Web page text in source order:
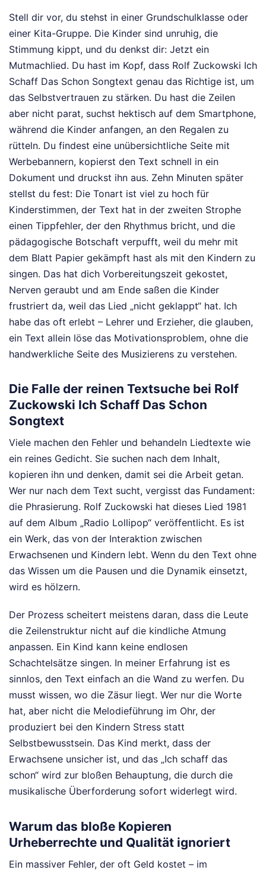
Stell dir vor, du stehst in einer Grundschulklasse oder
einer Kita-Gruppe. Die Kinder sind unruhig, die
Stimmung kippt, und du denkst dir: Jetzt ein
Mutmachlied. Du hast im Kopf, dass Rolf Zuckowski Ich
Schaff Das Schon Songtext genau das Richtige ist, um
das Selbstvertrauen zu stärken. Du hast die Zeilen
aber nicht parat, suchst hektisch auf dem Smartphone,
während die Kinder anfangen, an den Regalen zu
rütteln. Du findest eine unübersichtliche Seite mit
Werbebannern, kopierst den Text schnell in ein
Dokument und druckst ihn aus. Zehn Minuten später
stellst du fest: Die Tonart ist viel zu hoch für
Kinderstimmen, der Text hat in der zweiten Strophe
einen Tippfehler, der den Rhythmus bricht, und die
pädagogische Botschaft verpufft, weil du mehr mit
dem Blatt Papier gekämpft hast als mit den Kindern zu
singen. Das hat dich Vorbereitungszeit gekostet,
Nerven geraubt und am Ende saßen die Kinder
frustriert da, weil das Lied „nicht geklappt“ hat. Ich
habe das oft erlebt – Lehrer und Erzieher, die glauben,
ein Text allein löse das Motivationsproblem, ohne die
handwerkliche Seite des Musizierens zu verstehen.
Die Falle der reinen Textsuche bei Rolf
Zuckowski Ich Schaff Das Schon
Songtext
Viele machen den Fehler und behandeln Liedtexte wie
ein reines Gedicht. Sie suchen nach dem Inhalt,
kopieren ihn und denken, damit sei die Arbeit getan.
Wer nur nach dem Text sucht, vergisst das Fundament:
die Phrasierung. Rolf Zuckowski hat dieses Lied 1981
auf dem Album „Radio Lollipop“ veröffentlicht. Es ist
ein Werk, das von der Interaktion zwischen
Erwachsenen und Kindern lebt. Wenn du den Text ohne
das Wissen um die Pausen und die Dynamik einsetzt,
wird es hölzern.
Der Prozess scheitert meistens daran, dass die Leute
die Zeilenstruktur nicht auf die kindliche Atmung
anpassen. Ein Kind kann keine endlosen
Schachtelsätze singen. In meiner Erfahrung ist es
sinnlos, den Text einfach an die Wand zu werfen. Du
musst wissen, wo die Zäsur liegt. Wer nur die Worte
hat, aber nicht die Melodieführung im Ohr, der
produziert bei den Kindern Stress statt
Selbstbewusstsein. Das Kind merkt, dass der
Erwachsene unsicher ist, und das „Ich schaff das
schon“ wird zur bloßen Behauptung, die durch die
musikalische Überforderung sofort widerlegt wird.
Warum das bloße Kopieren
Urheberrechte und Qualität ignoriert
Ein massiver Fehler, der oft Geld kostet – im